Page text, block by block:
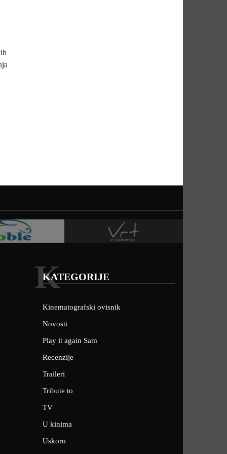
KATEGORIJE
K
Kinematografski ovisnik
Novosti
Play it again Sam
Recenzije
Traileri
Tribute to
TV
U kinima
Uskoro